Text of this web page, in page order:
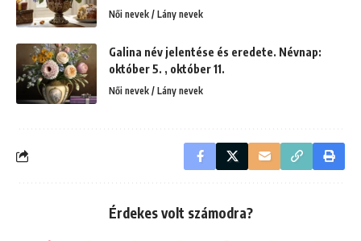
Női nevek / Lány nevek
Galina név jelentése és eredete. Névnap:
október 5. , október 11.
Női nevek / Lány nevek
Érdekes volt számodra?